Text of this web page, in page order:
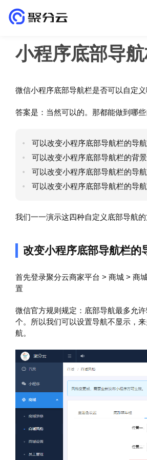
小程序底部导
微信小程序底部导航栏是否可以自定义
答案是：当然可以的。那都能做到哪
可以改变小程序底部导航栏的导
可以改变小程序底部导航栏的背
可以改变小程序底部导航栏的导
可以改变小程序底部导航栏的导
我们一一演示这四种自定义底部导航的
改变小程序底部导航栏的
首先登录聚分云商家平台 > 商城 > 商
置
微信官方规则规定：底部导航最多允
个。所以我们可以设置导航不显示，
航。